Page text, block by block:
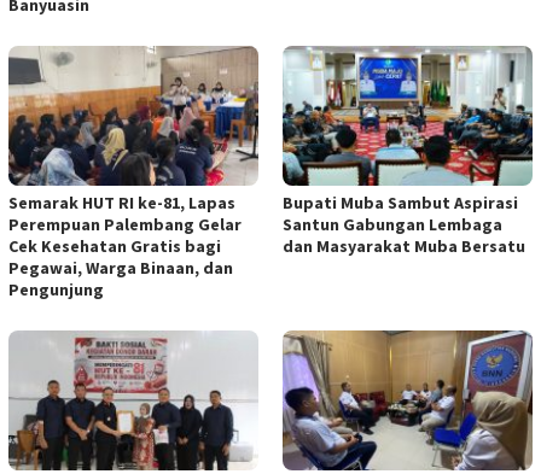
Banyuasin
Semarak HUT RI ke-81, Lapas
Perempuan Palembang Gelar
Cek Kesehatan Gratis bagi
Pegawai, Warga Binaan, dan
Pengunjung
Bupati Muba Sambut Aspirasi
Santun Gabungan Lembaga
dan Masyarakat Muba Bersatu